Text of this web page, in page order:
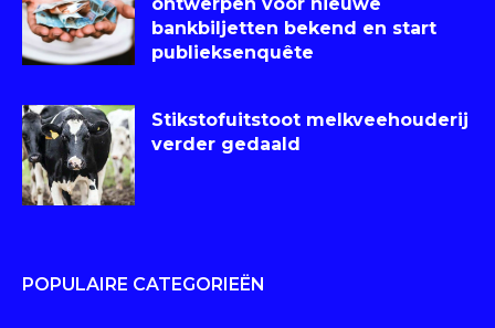
bankbiljetten bekend en start
publieksenquête
Stikstofuitstoot melkveehouderij
verder gedaald
POPULAIRE CATEGORIEËN